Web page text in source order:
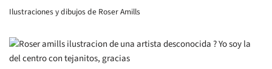
Ilustraciones y dibujos de Roser Amills